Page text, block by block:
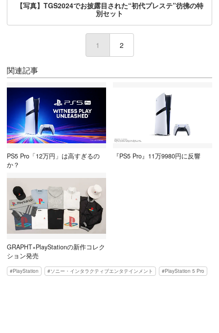
【写真】TGS2024でお披露目された“初代プレステ”彷彿の特
別セット
1 2
関連記事
PS5 Pro「12万円」は高すぎるの
か？
『PS5 Pro』11万9980円に反響
GRAPHT×PlayStationの新作コレク
ション発売
PlayStation ソニー・インタラクティブエンタテインメント PlayStation 5 Pro